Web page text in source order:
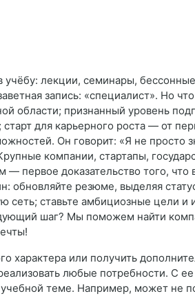
лекции, семинары,
запись: «специалист». Но
области; признанный уровень
для карьерного роста — от
Он говорит: «Я не просто
компании, стартапы,
первое доказательство того,
обновляйте резюме, выделяя
сеть; ставьте амбициозные цели
шаг? Мы поможем найти
характера или получить
любые потребности. С
теме. Например, может не